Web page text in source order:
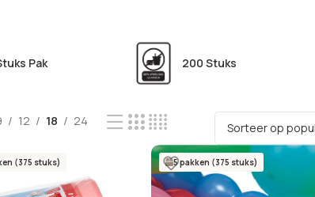
Pak 200 Stuks
12 18 24
(375 stuks) 5 pakken (375 stuks)